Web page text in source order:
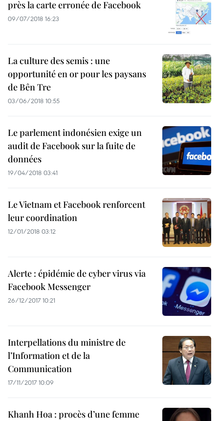
près la carte erronée de Facebook
09/07/2018 16:23
La culture des semis : une
opportunité en or pour les paysans
de Bên Tre
03/06/2018 10:55
Le parlement indonésien exige un
audit de Facebook sur la fuite de
données
19/04/2018 03:41
Le Vietnam et Facebook renforcent
leur coordination
12/01/2018 03:12
Alerte : épidémie de cyber virus via
Facebook Messenger
26/12/2017 10:21
Interpellations du ministre de
l’Information et de la
Communication
17/11/2017 10:09
Khanh Hoa : procès d’une femme